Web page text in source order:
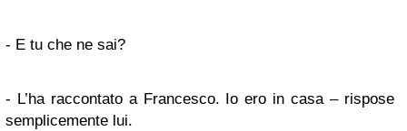
- E tu che ne sai?
- L’ha raccontato a Francesco. Io ero in casa – rispose
semplicemente lui.